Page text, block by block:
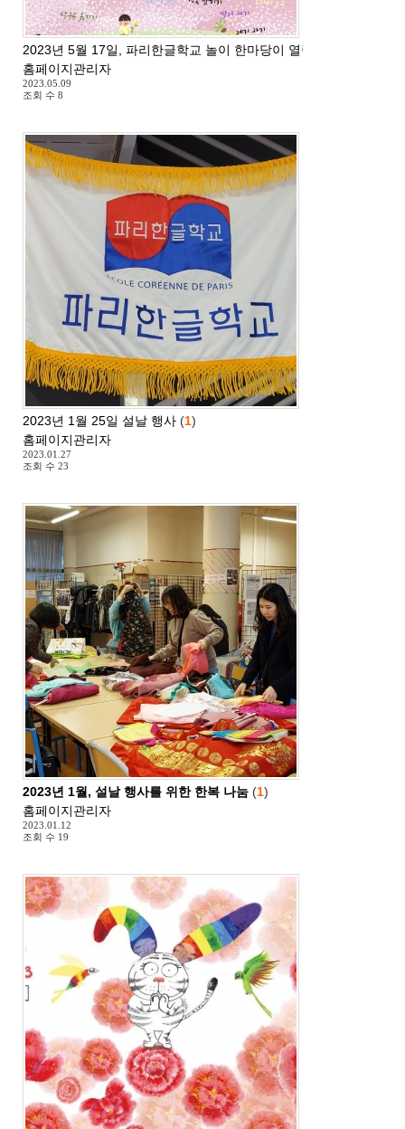
2023년 5월 17일, 파리한글학교 놀이 한마당이 열립니다.
홈페이지관리자
2023.05.09
조회 수 8
2023년 1월 25일 설날 행사 (1)
홈페이지관리자
2023.01.27
조회 수 23
2023년 1월, 설날 행사를 위한 한복 나눔 (1)
홈페이지관리자
2023.01.12
조회 수 19